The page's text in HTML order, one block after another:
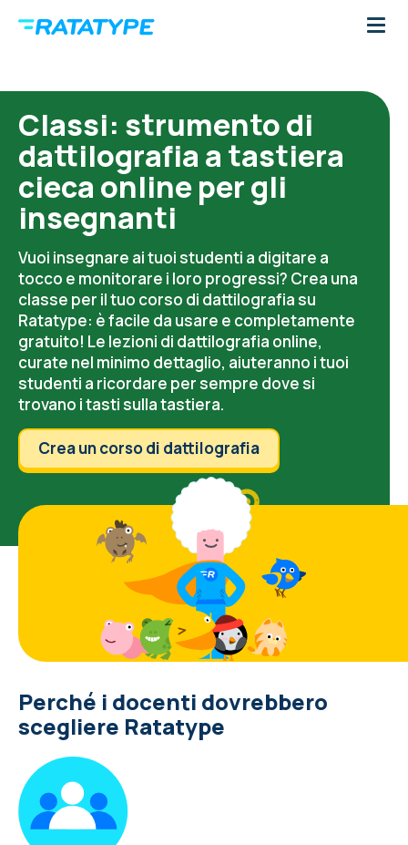
Classi: strumento di
dattilografia a tastiera
cieca online per gli
insegnanti
Vuoi insegnare ai tuoi studenti a digitare a
tocco e monitorare i loro progressi? Crea una
classe per il tuo corso di dattilografia su
Ratatype: è facile da usare e completamente
gratuito! Le lezioni di dattilografia online,
curate nel minimo dettaglio, aiuteranno i tuoi
studenti a ricordare per sempre dove si
trovano i tasti sulla tastiera.
Crea un corso di dattilografia
Perché i docenti dovrebbero
scegliere Ratatype